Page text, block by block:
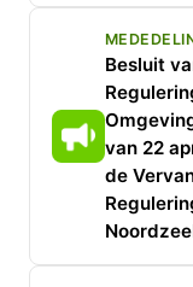
Besluit
van 22
de